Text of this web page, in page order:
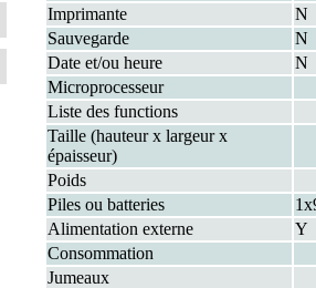
Imprimante
N
Sauvegarde
N
Date et/ou heure
N
Microprocesseur
Liste des functions
Taille (hauteur x largeur x
épaisseur)
Poids
Piles ou batteries
Alimentation externe
Y
Consommation
Jumeaux